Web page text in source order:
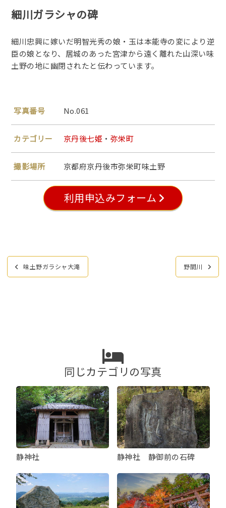
細川ガラシャの碑
細川忠興に嫁いだ明智光秀の娘・玉は本能寺の変により逆
臣の娘となり、居城のあった宮津から遠く離れた山深い味
土野の地に幽閉されたと伝わっています。
写真番号 No.061
カテゴリー 京丹後七姫 ・ 弥栄町
撮影場所 京都府京丹後市弥栄町味土野
利用申込みフォーム
投
稿
味土野ガラシャ大滝 野間川
同じカテゴリの写真
静神社 静神社 静御前の石碑